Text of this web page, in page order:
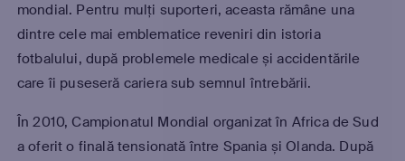
mondial. Pentru mulți suporteri, aceasta rămâne una
dintre cele mai emblematice reveniri din istoria
fotbalului, după problemele medicale și accidentările
care îi puseseră cariera sub semnul întrebării.
În 2010, Campionatul Mondial organizat în Africa de Sud
a oferit o finală tensionată între Spania și Olanda. După